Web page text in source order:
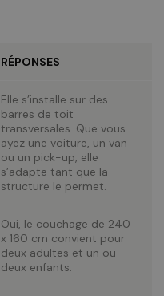
RÉPONSES
Elle s’installe sur des
barres de toit
transversales. Que vous
ayez une voiture, un van
ou un pick-up, elle
s’adapte tant que la
structure le permet.
Oui, le couchage de 240
x 160 cm convient pour
deux adultes et un ou
deux enfants.